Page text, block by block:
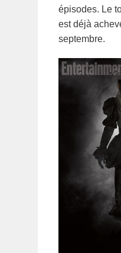
épisodes. Le
est déjà
septembre.